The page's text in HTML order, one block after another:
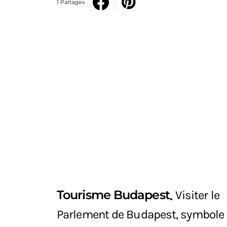
1 Partages
Tourisme Budapest Visiter le
Parlement de Budapest, symbole